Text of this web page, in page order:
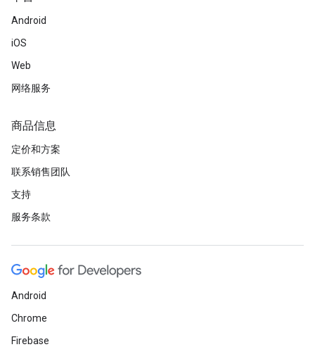
Android
iOS
Web
网络服务
商品信息
定价和方案
联系销售团队
支持
服务条款
Android
Chrome
Firebase